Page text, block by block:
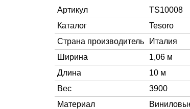
Артикул
TS10008
Каталог
Tesoro
Страна производитель
Италия
Ширина
1,06 м
Длина
10 м
Вес
3900
Материал